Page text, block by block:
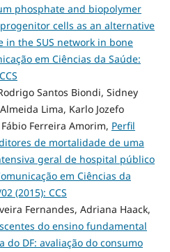
phosphate and biopolymer
cells as an alternative
in the SUS network in bone
em Ciências da Saúde:
Santos Biondi, Sidney
Lima, Karlo Jozefo
Ferreira Amorim, Perfil
de mortalidade de uma
geral de hospital público
em Ciências da
(2015): CCS
Fernandes, Adriana Haack,
do ensino fundamental
do DF: avaliação do consumo